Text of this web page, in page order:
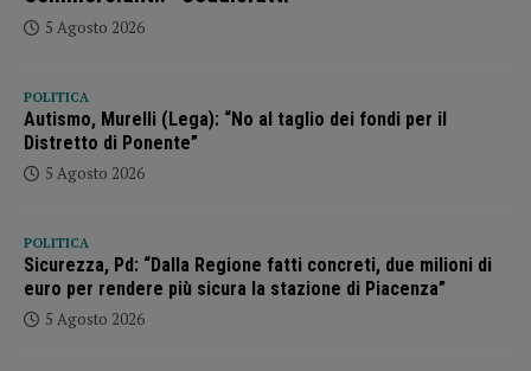
5 Agosto 2026
POLITICA
Autismo, Murelli (Lega): “No al taglio dei fondi per il
Distretto di Ponente”
5 Agosto 2026
POLITICA
Sicurezza, Pd: “Dalla Regione fatti concreti, due milioni di
euro per rendere più sicura la stazione di Piacenza”
5 Agosto 2026